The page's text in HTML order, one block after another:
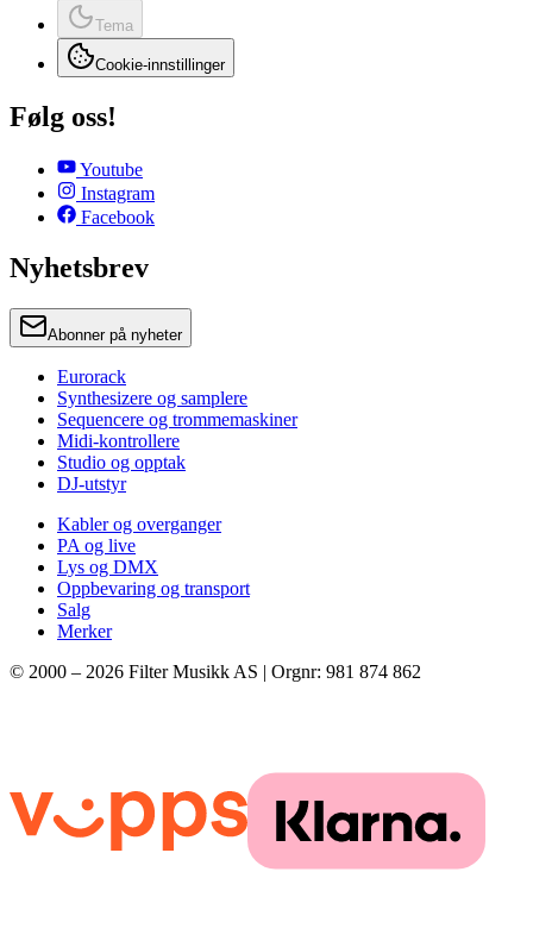
Tema
Cookie-innstillinger
Følg oss!
Youtube
Instagram
Facebook
Nyhetsbrev
Abonner på nyheter
Eurorack
Synthesizere og samplere
Sequencere og trommemaskiner
Midi-kontrollere
Studio og opptak
DJ-utstyr
Kabler og overganger
PA og live
Lys og DMX
Oppbevaring og transport
Salg
Merker
© 2000 – 2026 Filter Musikk AS | Orgnr: 981 874 862